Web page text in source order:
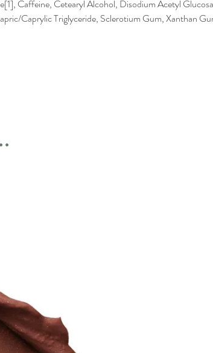
totdat
Caffeine, Cetearyl Alcohol, Disodium Acetyl
Caprylic Triglyceride, Sclerotium Gum, Xanthan